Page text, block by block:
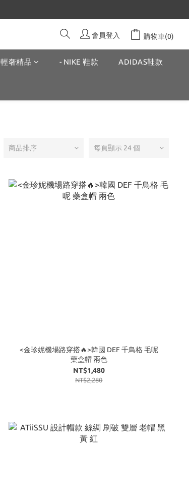
會員登入 購物車(0)
輕奢精品 - NIKE 鞋款 ADIDAS鞋款
商品排序 每頁顯示 24 個
<金珍妮機場路穿搭🔥>韓國 DEF 千鳥格 毛呢
藥盒帽 兩色
NT$1,480
NT$2,280